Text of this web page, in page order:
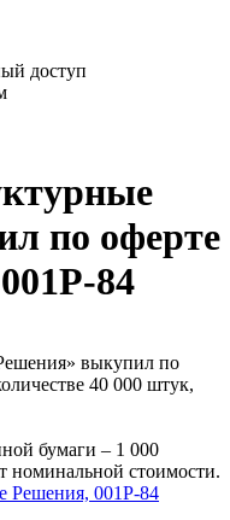
доступ
по оферте
84
выкупил по
40 000 штук,
бумаги – 1 000
номинальной стоимости.
001Р-84